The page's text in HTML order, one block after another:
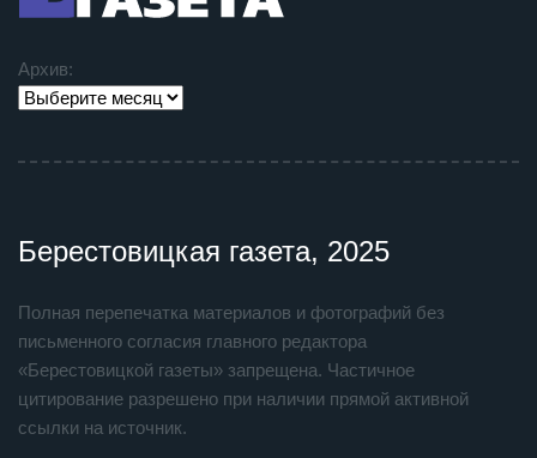
Архив:
Берестовицкая газета, 2025
Полная перепечатка материалов и фотографий без
письменного согласия главного редактора
«Берестовицкой газеты» запрещена. Частичное
цитирование разрешено при наличии прямой активной
ссылки на источник.